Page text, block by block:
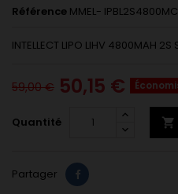
Référence MMEL-
INTELLECT LIPO LIHV 4800MAH 2S
59,00 € 50,15 €
Quantité 
Partager